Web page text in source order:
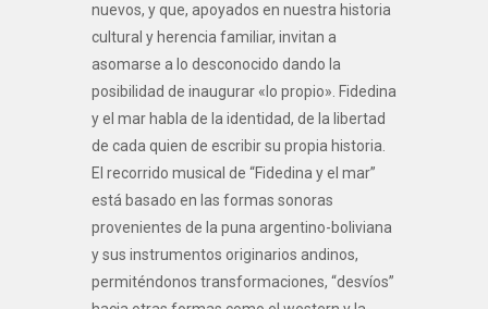
nuevos, y que, apoyados en nuestra historia
cultural y herencia familiar, invitan a
asomarse a lo desconocido dando la
posibilidad de inaugurar «lo propio». Fidedina
y el mar habla de la identidad, de la libertad
de cada quien de escribir su propia historia.
El recorrido musical de “Fidedina y el mar”
está basado en las formas sonoras
provenientes de la puna argentino-boliviana
y sus instrumentos originarios andinos,
permiténdonos transformaciones, “desvíos”